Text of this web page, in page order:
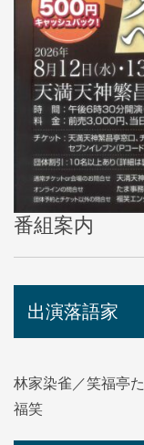
番組案内
出演落語家
林家染雀／笑福亭
福笑